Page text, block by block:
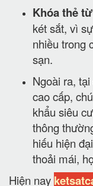
Khóa thẻ từ
két sắt, vì
nhiều trong
sạn.
Ngoài ra,
cao cấp,
khẩu siêu
thông
hiếu hiện
thoải mái,
Hiện nay